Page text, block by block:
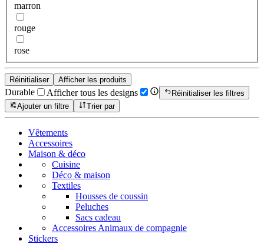
marron
rouge
rose
Réinitialiser Afficher les produits
Durable Afficher tous les designs
Réinitialiser les filtres
Ajouter un filtre
Trier par
Vêtements
Accessoires
Maison & déco
Cuisine
Déco & maison
Textiles
Housses de coussin
Peluches
Sacs cadeau
Accessoires Animaux de compagnie
Stickers